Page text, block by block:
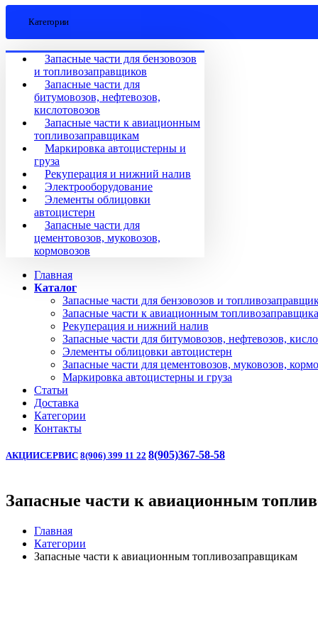
Категории
Запасные части для бензовозов
и топливозаправщиков
Запасные части для
битумовозов, нефтевозов,
кислотовозов
Запасные части к авиационным
топливозаправщикам
Маркировка автоцистерны и
груза
Рекуперация и нижний налив
Электрооборудование
Элементы облицовки
автоцистерн
Запасные части для
цементовозов, муковозов,
кормовозов
Главная
Каталог
Запасные части для бензовозов и
Запасные части к авиационным
Рекуперация и нижний налив
Запасные части для битумовозов, нефтевозов,
Элементы облицовки автоцистерн
Запасные части для цементовозов, муковозов,
Маркировка автоцистерны и груза
Статьи
Доставка
Категории
Контакты
АКЦИИСЕРВИС 8(906) 399 11 22 8(905)367-58-58
Запасные части к авиационным
Главная
Категории
Запасные части к авиационным топливозаправщикам